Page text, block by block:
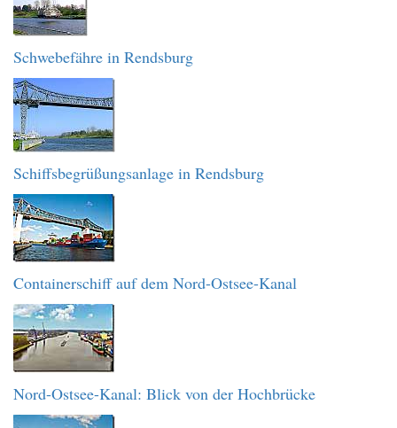
Schwebefähre in Rendsburg
Schiffsbegrüßungsanlage in Rendsburg
Containerschiff auf dem Nord-Ostsee-Kanal
Nord-Ostsee-Kanal: Blick von der Hochbrücke